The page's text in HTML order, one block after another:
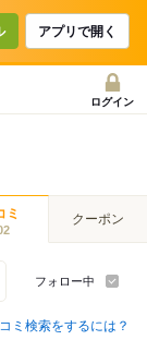
アプリで開く
ログイン
ミ クーポン
フォロー中
ミ検索をするには？